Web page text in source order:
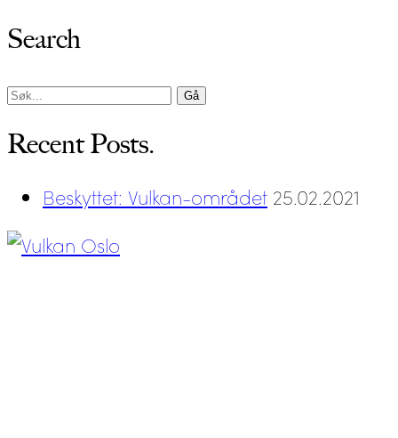
Search
Search
Recent Posts.
Beskyttet: Vulkan-området 25.02.2021